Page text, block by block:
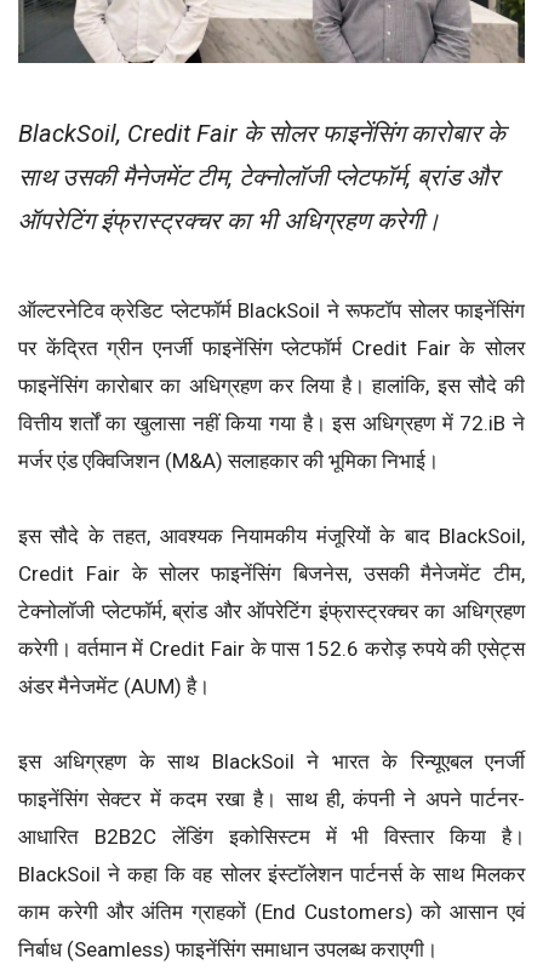
BlackSoil, Credit Fair के सोलर फाइनेंसिंग कारोबार के
साथ उसकी मैनेजमेंट टीम, टेक्नोलॉजी प्लेटफॉर्म, ब्रांड और
ऑपरेटिंग इंफ्रास्ट्रक्चर का भी अधिग्रहण करेगी।
ऑल्टरनेटिव क्रेडिट प्लेटफॉर्म BlackSoil ने रूफटॉप सोलर फाइनेंसिंग
पर केंद्रित ग्रीन एनर्जी फाइनेंसिंग प्लेटफॉर्म Credit Fair के सोलर
फाइनेंसिंग कारोबार का अधिग्रहण कर लिया है। हालांकि, इस सौदे की
वित्तीय शर्तों का खुलासा नहीं किया गया है। इस अधिग्रहण में 72.iB ने
मर्जर एंड एक्विजिशन (M&A) सलाहकार की भूमिका निभाई।
इस सौदे के तहत, आवश्यक नियामकीय मंजूरियों के बाद BlackSoil,
Credit Fair के सोलर फाइनेंसिंग बिजनेस, उसकी मैनेजमेंट टीम,
टेक्नोलॉजी प्लेटफॉर्म, ब्रांड और ऑपरेटिंग इंफ्रास्ट्रक्चर का अधिग्रहण
करेगी। वर्तमान में Credit Fair के पास 152.6 करोड़ रुपये की एसेट्स
अंडर मैनेजमेंट (AUM) है।
इस अधिग्रहण के साथ BlackSoil ने भारत के रिन्यूएबल एनर्जी
फाइनेंसिंग सेक्टर में कदम रखा है। साथ ही, कंपनी ने अपने पार्टनर-
आधारित B2B2C लेंडिंग इकोसिस्टम में भी विस्तार किया है।
BlackSoil ने कहा कि वह सोलर इंस्टॉलेशन पार्टनर्स के साथ मिलकर
काम करेगी और अंतिम ग्राहकों (End Customers) को आसान एवं
निर्बाध (Seamless) फाइनेंसिंग समाधान उपलब्ध कराएगी।